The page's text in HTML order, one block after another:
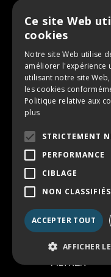
FILTRER
PENSEZ À
© 2026 -
réservés.
Ce site Web
cookies
Notre site Web utilise
améliorer l'expérience
utilisant notre site
les cookies
Politique relative aux
plus
STRICTEMENT
PERFORMANCE
CIBLAGE
NON CLASSIFIÉS
ACCEPTER TOUT
AFFICHER